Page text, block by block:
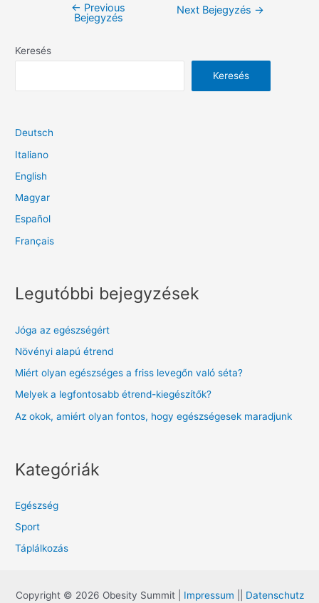
Bejegyzés
← Previous
Bejegyzés
Next Bejegyzés →
Keresés
Keresés
Deutsch
Italiano
English
Magyar
Español
Français
Legutóbbi bejegyzések
Jóga az egészségért
Növényi alapú étrend
Miért olyan egészséges a friss levegőn való séta?
Melyek a legfontosabb étrend-kiegészítők?
Az okok, amiért olyan fontos, hogy egészségesek maradjunk
Kategóriák
Egészség
Sport
Táplálkozás
Copyright © 2026 Obesity Summit | Impressum Datenschutz